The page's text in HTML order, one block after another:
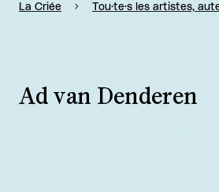
La Criée Tou·te·s les artistes,
Ad van Denderen